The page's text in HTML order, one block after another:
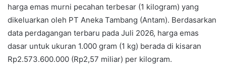
harga emas murni pecahan terbesar (1 kilogram) yang
dikeluarkan oleh PT Aneka Tambang (Antam). Berdasarkan
data perdagangan terbaru pada Juli 2026, harga emas
dasar untuk ukuran 1.000 gram (1 kg) berada di kisaran
Rp2.573.600.000 (Rp2,57 miliar) per kilogram.